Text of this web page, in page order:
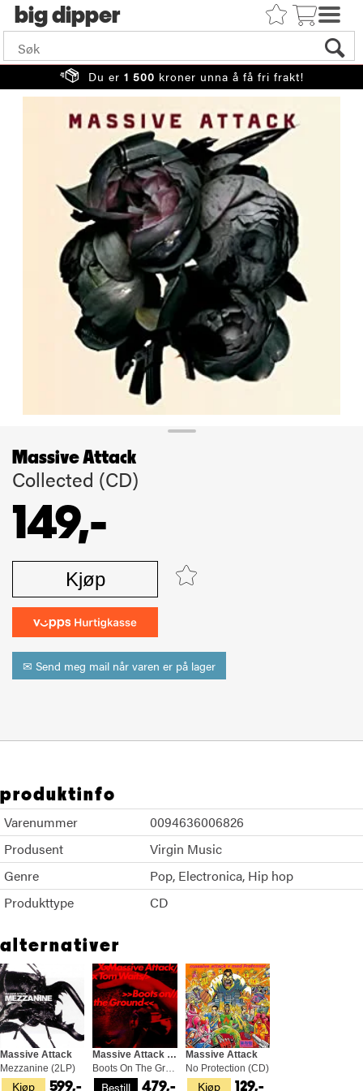
big
Du er 1 500 kroner unna å få fri frakt!
Massive Attack
Collected (CD)
149,-
Kjøp
✉ Send meg mail når varen er på lager
produktinfo
Varenummer
0094636006826
Produsent
Virgin Music
Genre
Pop Electronica Hip hop
Produkttype
CD
alternativer
Kjøp
Massive Attack
Mezzanine (2LP)
599,- Bestill
Massive Attack & Tom Waits
Boots On The Ground (12")
479,- Kjøp
Massive Attack
No Protection (CD)
129,-